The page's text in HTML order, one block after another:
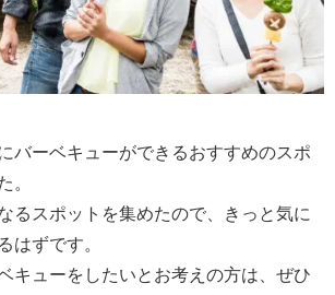
バーベキューができるおすすめのスポ
。
るスポットを集めたので、きっと気に
はずです。
キューをしたいとお考えの方は、ぜひ